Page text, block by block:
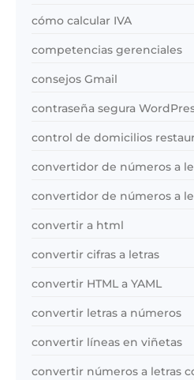
cómo calcular IVA
competencias gerenciales
consejos Gmail
contraseña segura
control de domicilios
convertidor de números a
convertidor de números a
convertir a html
convertir cifras a letras
convertir HTML a YAML
convertir letras a números
convertir líneas en viñetas
convertir números a letras